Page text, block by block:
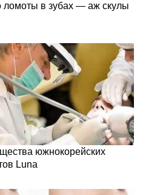
ломоты в зубах — аж скулы
южнокорейских
Luna